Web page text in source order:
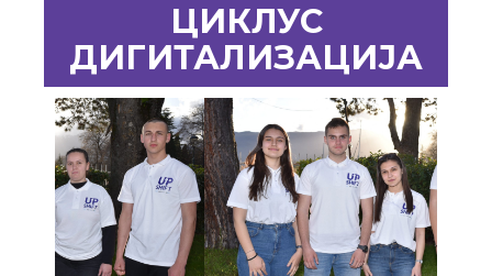
ЦИКЛУС
ДИГИТАЛИЗАЦИЈА